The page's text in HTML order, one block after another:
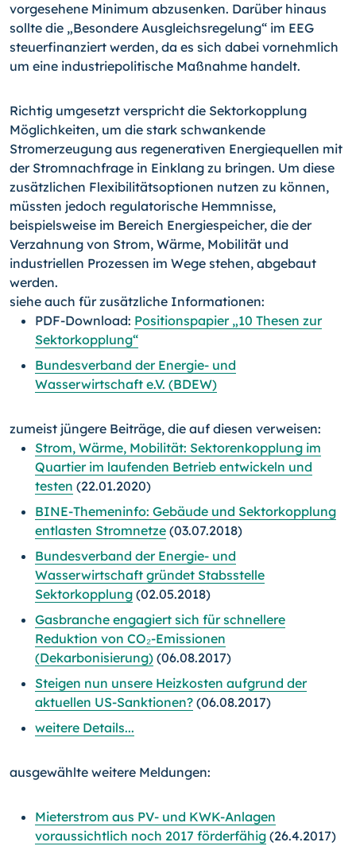
vorgesehene Minimum abzusenken. Darüber hinaus
sollte die „Besondere Ausgleichsregelung“ im EEG
steuerfinanziert werden, da es sich dabei vornehmlich
um eine industriepolitische Maßnahme handelt.
Richtig umgesetzt verspricht die Sektorkopplung
Möglichkeiten, um die stark schwankende
Stromerzeugung aus regenerativen Energiequellen mit
der Stromnachfrage in Einklang zu bringen. Um diese
zusätzlichen Flexibilitätsoptionen nutzen zu können,
müssten jedoch regulatorische Hemmnisse,
beispielsweise im Bereich Energiespeicher, die der
Verzahnung von Strom, Wärme, Mobilität und
industriellen Prozessen im Wege stehen, abgebaut
werden.
siehe auch für zusätzliche Informationen:
PDF-Download: Positionspapier „10 Thesen zur
Sektorkopplung“
Bundesverband der Energie- und
Wasserwirtschaft e.V. (BDEW)
zumeist jüngere Beiträge, die auf diesen verweisen:
Strom, Wärme, Mobilität: Sektorenkopplung im
Quartier im laufenden Betrieb entwickeln und
testen (22.01.2020)
BINE-Themeninfo: Gebäude und Sektorkopplung
entlasten Stromnetze (03.07.2018)
Bundesverband der Energie- und
Wasserwirtschaft gründet Stabsstelle
Sektorkopplung (02.05.2018)
Gasbranche engagiert sich für schnellere
Reduktion von CO₂-Emissionen
(Dekarbonisierung) (06.08.2017)
Steigen nun unsere Heizkosten aufgrund der
aktuellen US-Sanktionen? (06.08.2017)
weitere Details...
ausgewählte weitere Meldungen:
Mieterstrom aus PV- und KWK-Anlagen
voraussichtlich noch 2017 förderfähig (26.4.2017)